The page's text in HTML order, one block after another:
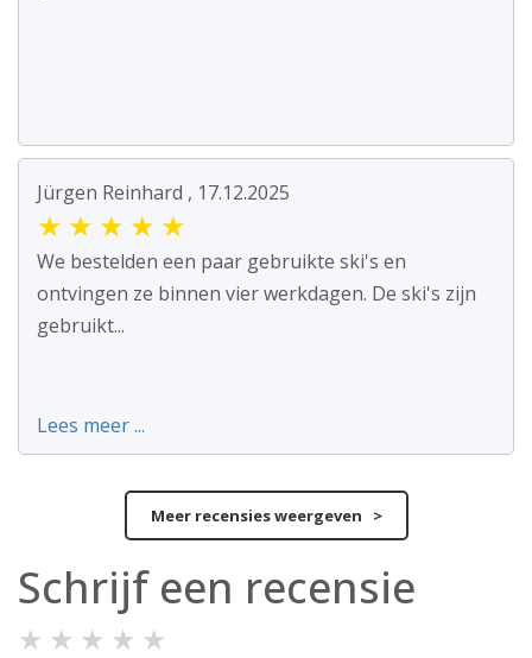
Jürgen Reinhard , 17.12.2025
★ ★ ★ ★ ★
We bestelden een paar gebruikte ski's en
ontvingen ze binnen vier werkdagen. De ski's zijn
gebruikt...
Lees meer ...
Meer recensies weergeven >
Schrijf een recensie
★ ★ ★ ★ ★